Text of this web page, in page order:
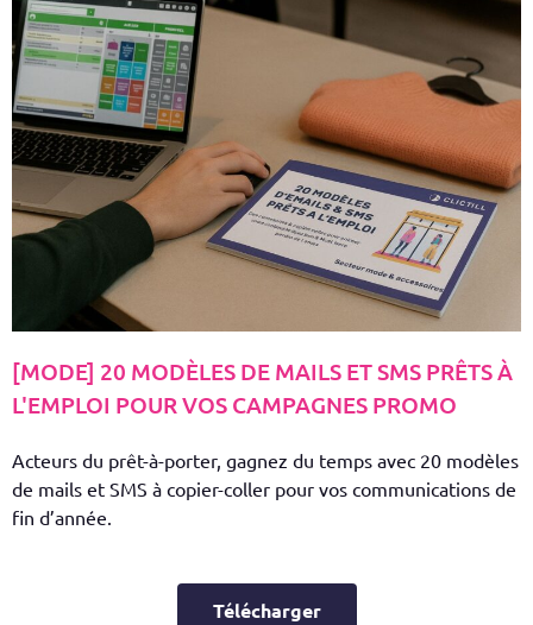
[MODE] 20 MODÈLES DE MAILS ET SMS PRÊTS À
L'EMPLOI POUR VOS CAMPAGNES PROMO
Acteurs du prêt-à-porter, gagnez du temps avec 20 modèles
de mails et SMS à copier-coller pour vos communications de
fin d’année.
Télécharger